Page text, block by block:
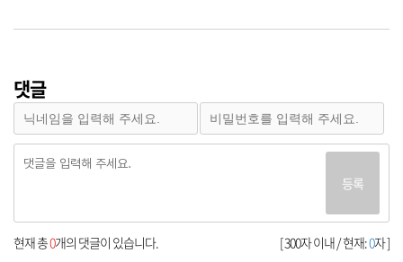
댓글
등록
[ 300자 이내 / 현재:0자 ]
현재 총0개의 댓글이 있습니다.